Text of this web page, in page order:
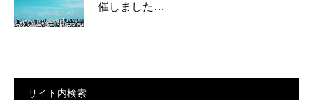
催しました…
サイト内検索